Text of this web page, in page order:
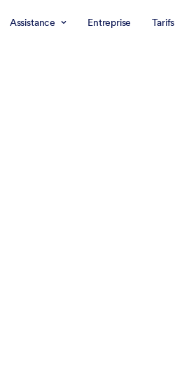
Assistance Entreprise Tarifs